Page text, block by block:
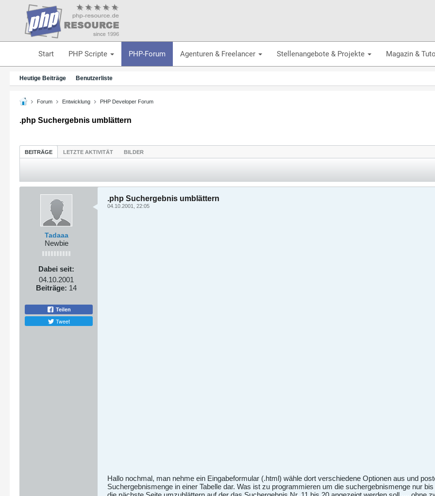
Start PHP Scripte PHP-Forum Agenturen & Freelancer Stellenangebote & Projekte Magazin &
Heutige Beiträge Benutzerliste
Forum Entwicklung PHP Developer Forum
.php Suchergebnis umblättern
BEITRÄGE LETZTE AKTIVITÄT BILDER
Tadaaa
Newbie
Dabei seit:
04.10.2001
Beiträge: 14
Teilen
Tweet
.php Suchergebnis umblättern
04.10.2001, 22:05
Hallo nochmal, man nehme ein Eingabeformular (.html) wähle dort verschiedene Optionen aus und
Suchergebnismenge in einer Tabelle dar. Was ist zu programmieren um die suchergebnismenge nur